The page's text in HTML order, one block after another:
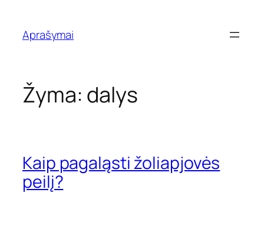
turinio
Aprašymai
Žyma: dalys
Kaip pagaląsti žoliapjovės
peilį?